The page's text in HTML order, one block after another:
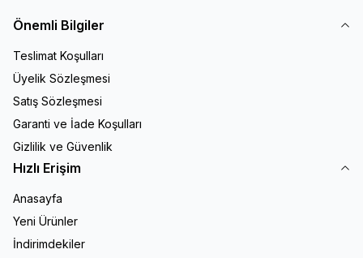
Önemli Bilgiler
Teslimat Koşulları
Üyelik Sözleşmesi
Satış Sözleşmesi
Garanti ve İade Koşulları
Gizlilik ve Güvenlik
Hızlı Erişim
Anasayfa
Yeni Ürünler
İndirimdekiler